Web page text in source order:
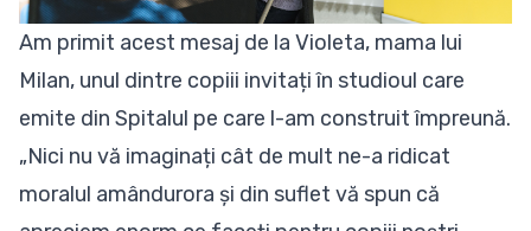
Am primit acest mesaj de la Violeta, mama lui
Milan, unul dintre copiii invitați în studioul care
emite din Spitalul pe care l-am construit împreună.
„Nici nu vă imaginați cât de mult ne-a ridicat
moralul amândurora și din suflet vă spun că